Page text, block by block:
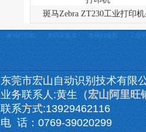
斑马Zebra ZT230工业打印
条码打印机 条码采集器 条码扫描枪 工业
东莞市宏山自动识别技术有限
业务联系人:黄生 （宏山阿里旺
联系方式:13929462116
电 话：0769-39020299